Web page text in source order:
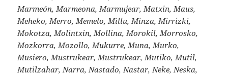
Marmeón, Marmeona, Marmujear, Matxin, Maus,
Meheko, Merro, Memelo, Millu, Minza, Mirrizki,
Mokotza, Molintxin, Mollina, Morokil, Morrosko,
Mozkorra, Mozollo, Mukurre, Muna, Murko,
Musiero, Mustrukear, Mustrukear, Mutiko, Mutil,
Mutilzahar, Narra, Nastado, Nastar, Neke, Neska,